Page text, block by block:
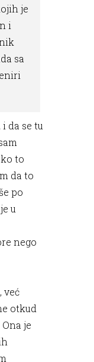
je
i
sa
da se tu
to
da to
po
u
nego
već
otkud
je